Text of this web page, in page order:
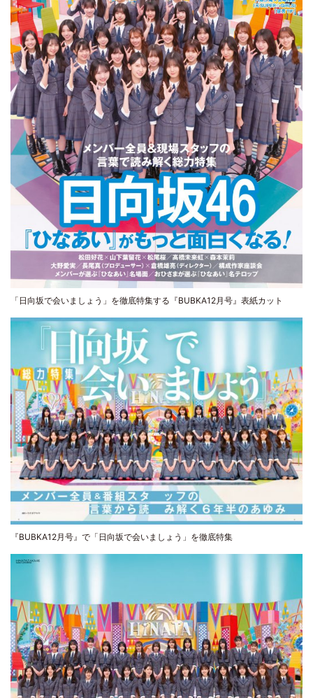
「日向坂で会いましょう」を徹底特集する『BUBKA12月号』表紙カット
『BUBKA12月号』で「日向坂で会いましょう」を徹底特集